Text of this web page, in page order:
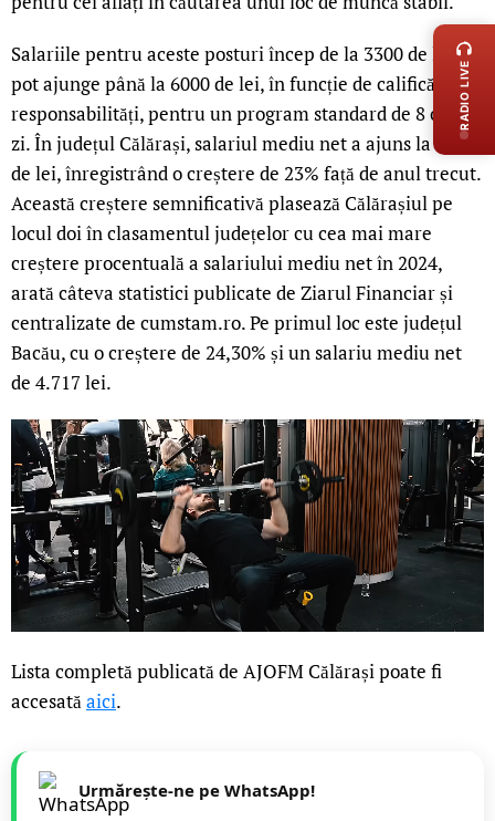
Salariile pentru aceste posturi încep de la 3300 de lei și
pot ajunge până la 6000 de lei, în funcție de calificări și
responsabilități, pentru un program standard de 8 ore pe
zi. În județul Călărași, salariul mediu net a ajuns la 4.375
de lei, înregistrând o creștere de 23% față de anul trecut.
Această creștere semnificativă plasează Călărașiul pe
locul doi în clasamentul județelor cu cea mai mare
creștere procentuală a salariului mediu net în 2024,
arată câteva statistici publicate de Ziarul Financiar și
centralizate de cumstam.ro. Pe primul loc este județul
Bacău, cu o creștere de 24,30% și un salariu mediu net
de 4.717 lei.
Lista completă publicată de AJOFM Călărași poate fi
accesatăaici.
Urmărește-ne pe WhatsApp!
RADIO LIVE